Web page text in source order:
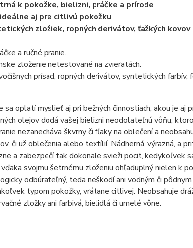
k pokožke, bielizni, práčke a prírode
ideálne aj pre citlivú pokožku
zložiek, ropných derivátov, ťažkých kovov
a ručné pranie.
zloženie netestované na zvieratách.
prísad, ropných derivátov, syntetických
oplatí myslieť aj pri bežných činnostiach, akou je aj
olejov dodá vašej bielizni neodolateľnú vôňu,
nezanecháva škvrny či fľaky na oblečení a
či už oblečenia alebo textílií. Nádherná, výrazná, a
a zabezpečí tak dokonale svieži pocit, kedykoľvek
svojmu šetrnému zloženiu ohľaduplný nielen k
odbúrateľný, teda neškodí ani vodným či
typom pokožky, vrátane citlivej. Neobsahuje
zložky ani farbivá, bielidlá či umelé vône.